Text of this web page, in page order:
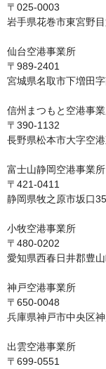
〒025‐0003
岩手県花巻市東宮野
仙台空港事業所
〒989-2401
宮城県名取市下増田
信州まつもと空港事
〒390-1132
長野県松本市大字空
富士山静岡空港事業所
〒421-0411
静岡県牧之原市坂口
小牧空港事業所
〒480-0202
愛知県西春日井郡豊
神戸空港事業所
〒650‐0048
兵庫県神戸市中央区
出雲空港事業所
〒699-0551